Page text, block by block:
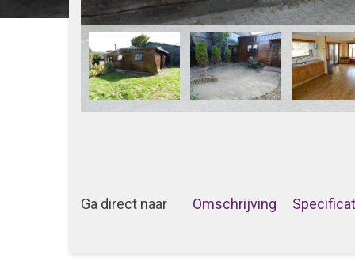
Ga direct naar Omschrijving